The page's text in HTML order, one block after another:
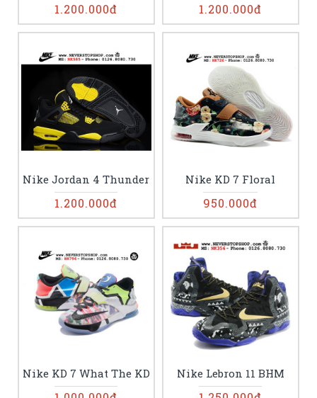
1.200.000đ 1.200.000đ
Nike Jordan 4 Thunder
1.200.000đ
Nike KD 7 Floral
950.000đ
Nike KD 7 What The KD Nike Lebron 11 BHM